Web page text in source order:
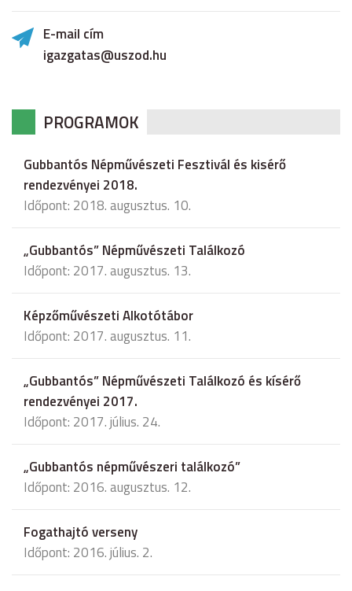
E-mail cím
igazgatas@uszod.hu
PROGRAMOK
Gubbantós Népművészeti Fesztivál és kisérő
rendezvényei 2018.
Időpont: 2018. augusztus. 10.
„Gubbantós” Népművészeti Találkozó
Időpont: 2017. augusztus. 13.
Képzőművészeti Alkotótábor
Időpont: 2017. augusztus. 11.
„Gubbantós” Népművészeti Találkozó és kísérő
rendezvényei 2017.
Időpont: 2017. július. 24.
„Gubbantós népművészeri találkozó”
Időpont: 2016. augusztus. 12.
Fogathajtó verseny
Időpont: 2016. július. 2.